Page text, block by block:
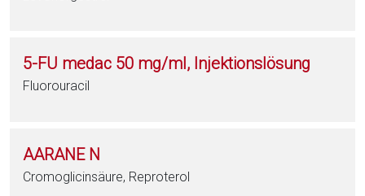
5-FU medac 50 mg/ml, Injektionslösung
Fluorouracil
AARANE N
Cromoglicinsäure, Reproterol